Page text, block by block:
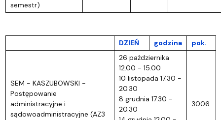
semestr)
DZIEŃ godzina pok.
SEM - KASZUBOWSKI -
Postępowanie
administracyjne i
sądowoadministracyjne (AZ3
26 października
12.00 - 15.00
10 listopada 17.30 -
20.30
8 grudnia 17.30 -
20.30
3006